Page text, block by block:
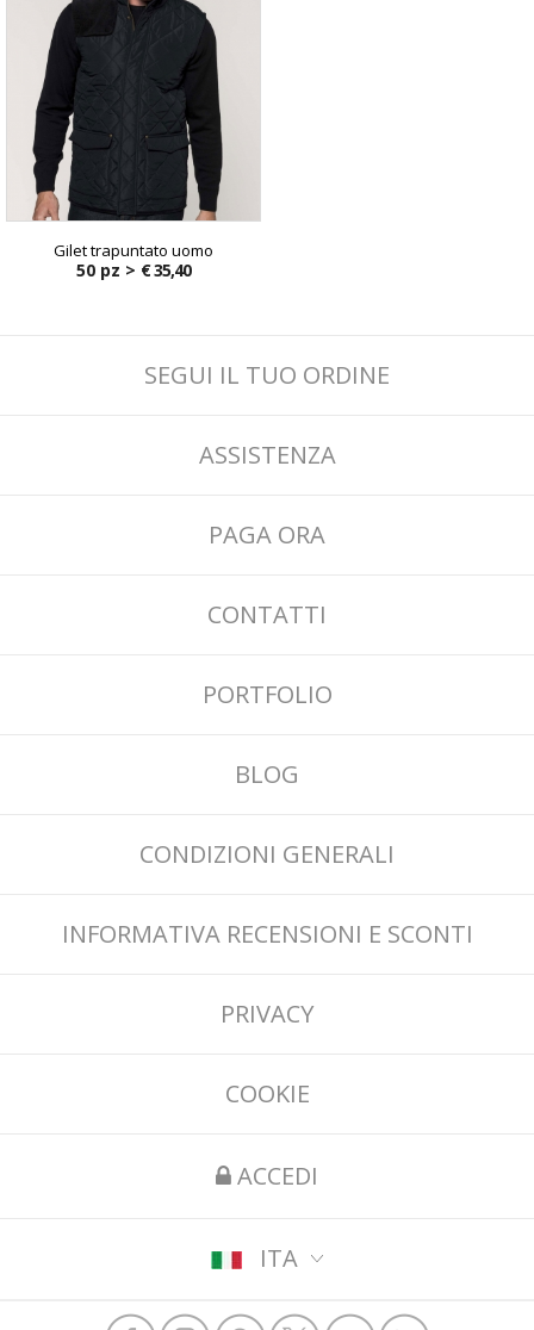
Gilet trapuntato uomo
50 pz > € 35,40
SEGUI IL TUO ORDINE
ASSISTENZA
PAGA ORA
CONTATTI
PORTFOLIO
BLOG
CONDIZIONI GENERALI
INFORMATIVA RECENSIONI E SCONTI
PRIVACY
COOKIE
ACCEDI
ITA